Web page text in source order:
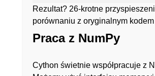
Rezultat? 26-krotne
porównaniu z oryginalnym
Praca z NumPy
Cython świetnie współpracuje z